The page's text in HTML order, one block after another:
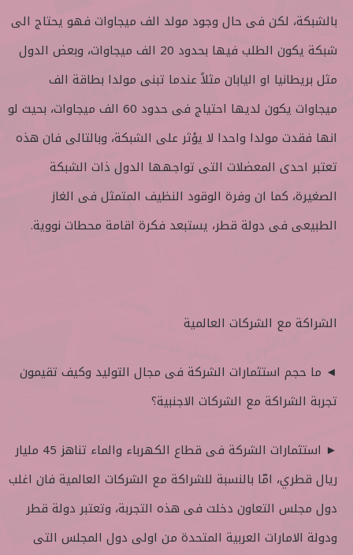
بالشبكة، لكن فى حال وجود مولد الف ميجاوات فهو يحتاج الى
شبكة يكون الطلب فيها بحدود 20 الف ميجاوات، وبعض الدول
مثل بريطانيا او اليابان مثلاً عندما تبنى مولدا بطاقة الف
ميجاوات يكون لديها احتياج فى حدود 60 الف ميجاوات، بحيث لو
انها فقدت مولدا واحدا لا يؤثر على الشبكة، وبالتالى فان هذه
تعتبر احدى المعضلات التى تواجهها الدول ذات الشبكة
الصغيرة، كما ان وفرة الوقود النظيف المتمثل فى الغاز
الطبيعى فى دولة قطر، يستبعد فكرة اقامة محطات نووية.
الشراكة مع الشركات العالمية
◄ ما حجم استثمارات الشركة فى مجال التوليد وكيف تقيمون
تجربة الشراكة مع الشركات الاجنبية؟
► استثمارات الشركة فى قطاع الكهرباء والماء تناهز 45 مليار
ريال قطري، امّا بالنسبة للشراكة مع الشركات العالمية فان اغلب
دول مجلس التعاون دخلت فى هذه التجربة، وتعتبر دولة قطر
ودولة الامارات العربية المتحدة من اولى دول المجلس التى